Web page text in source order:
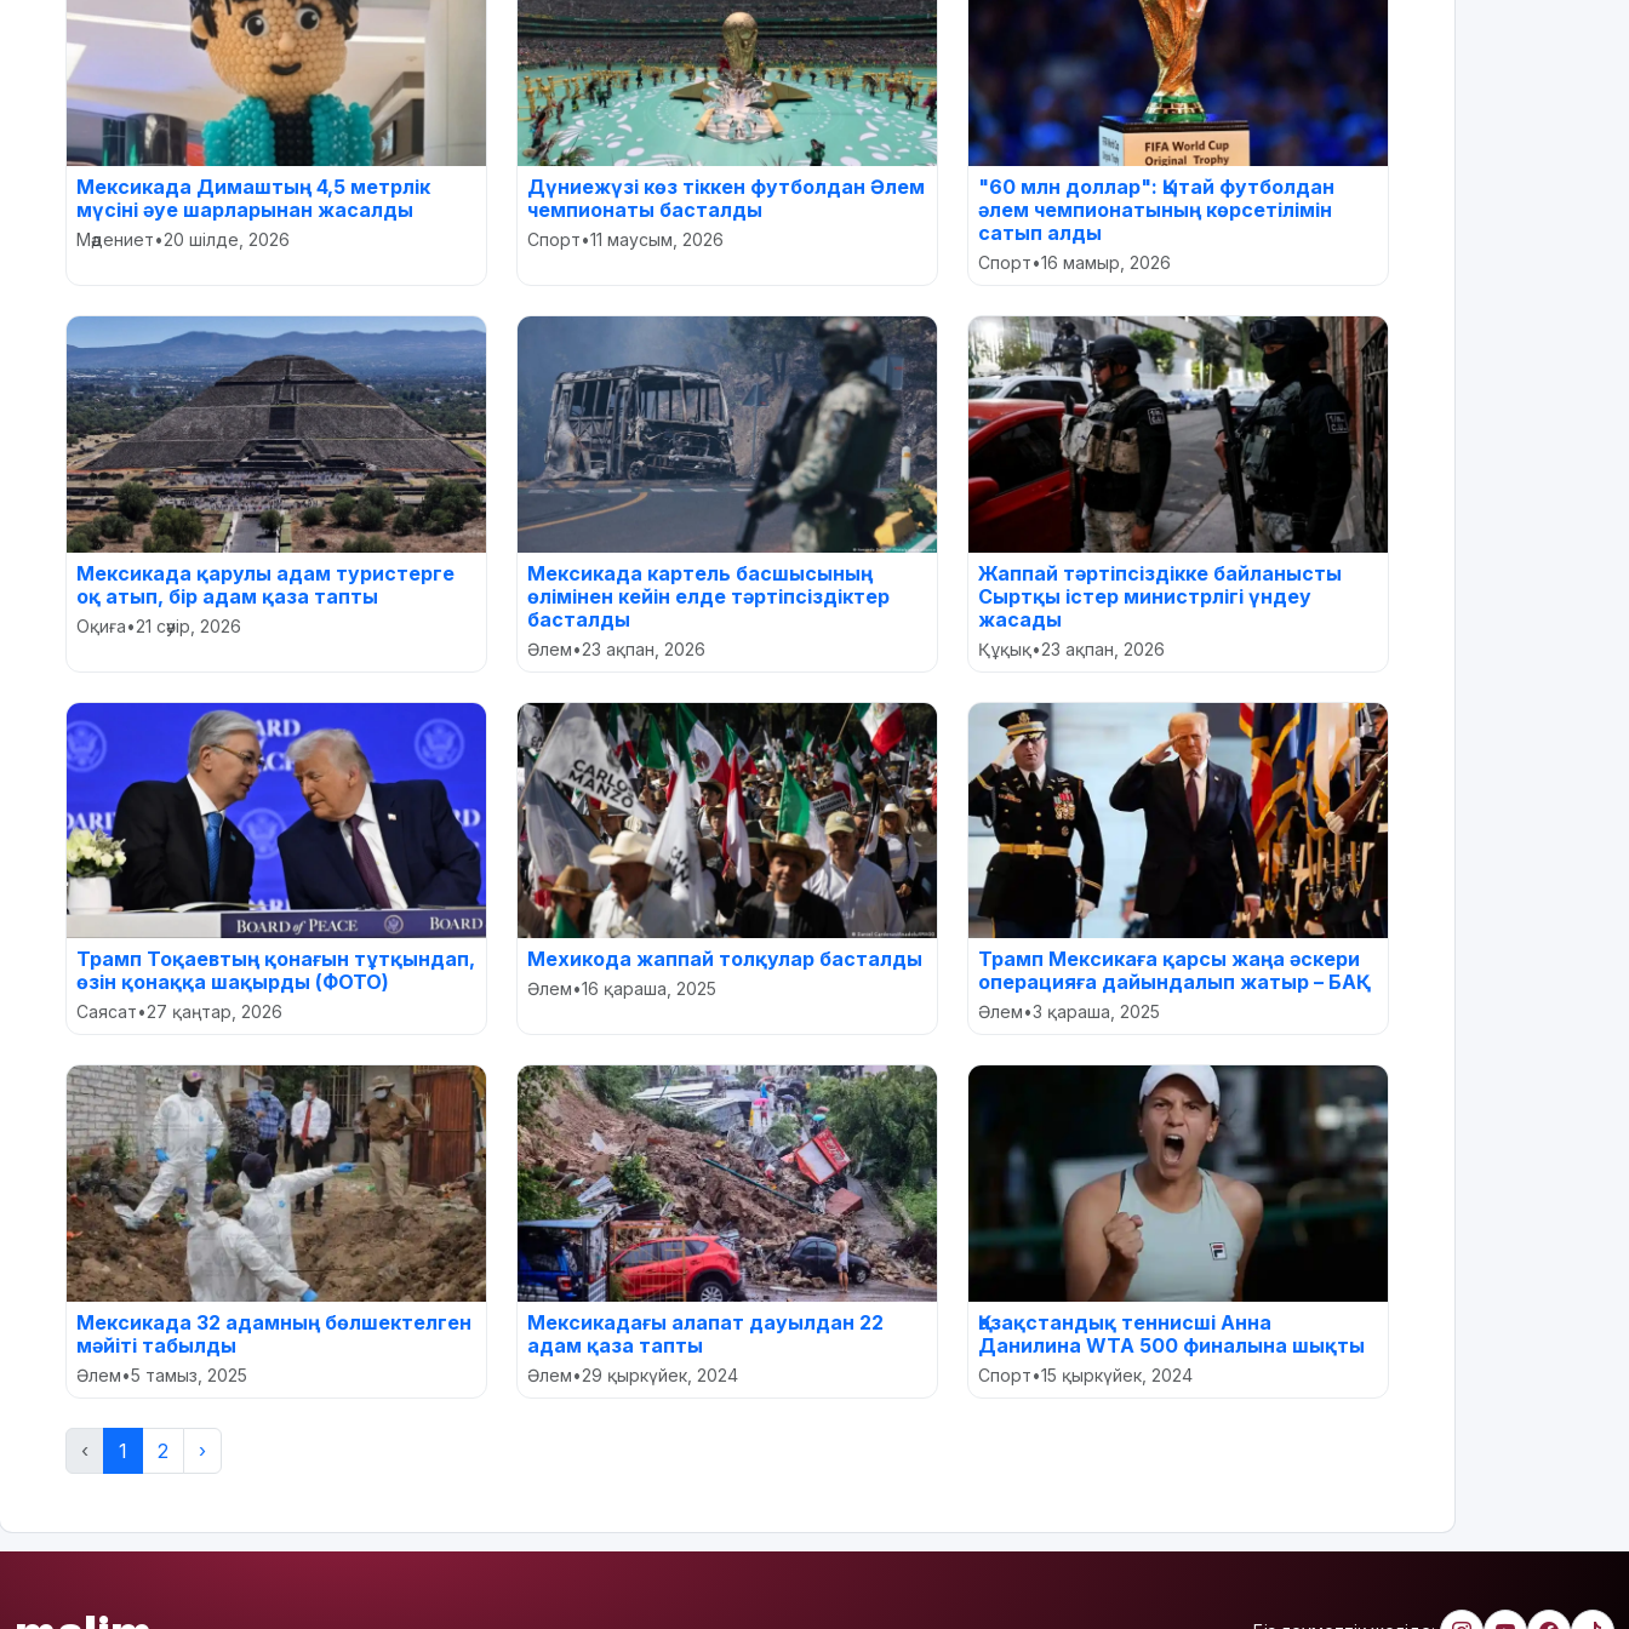
Мексикада Димаштың 4,5 метрлік
мүсіні әуе шарларынан жасалды
Мәдениет•20 шілде, 2026
Дүниежүзі көз тіккен футболдан Әлем
чемпионаты басталды
Спорт•11 маусым, 2026
"60 млн доллар": Қытай футболдан
әлем чемпионатының көрсетілімін
сатып алды
Спорт•16 мамыр, 2026
Мексикада қарулы адам туристерге
оқ атып, бір адам қаза тапты
Оқиға•21 сәуір, 2026
Мексикада картель басшысының
өлімінен кейін елде тәртіпсіздіктер
басталды
Әлем•23 ақпан, 2026
Жаппай тәртіпсіздікке байланысты
Сыртқы істер министрлігі үндеу
жасады
Құқық•23 ақпан, 2026
Трамп Тоқаевтың қонағын тұтқындап,
өзін қонаққа шақырды (ФОТО)
Саясат•27 қаңтар, 2026
Мехикода жаппай толқулар басталды
Әлем•16 қараша, 2025
Трамп Мексикаға қарсы жаңа әскери
операцияға дайындалып жатыр – БАҚ
Әлем•3 қараша, 2025
Мексикада 32 адамның бөлшектелген
мәйіті табылды
Әлем•5 тамыз, 2025
Мексикадағы алапат дауылдан 22
адам қаза тапты
Әлем•29 қыркүйек, 2024
Қазақстандық теннисші Анна
Данилина WTA 500 финалына шықты
Спорт•15 қыркүйек, 2024
‹ 1 2 ›